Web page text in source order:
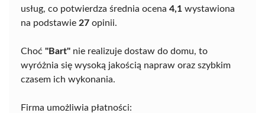
usług, co potwierdza średnia ocena 4,1 wystawiona
na podstawie 27 opinii.
Choć "Bart" nie realizuje dostaw do domu, to
wyróżnia się wysoką jakością napraw oraz szybkim
czasem ich wykonania.
Firma umożliwia płatności: